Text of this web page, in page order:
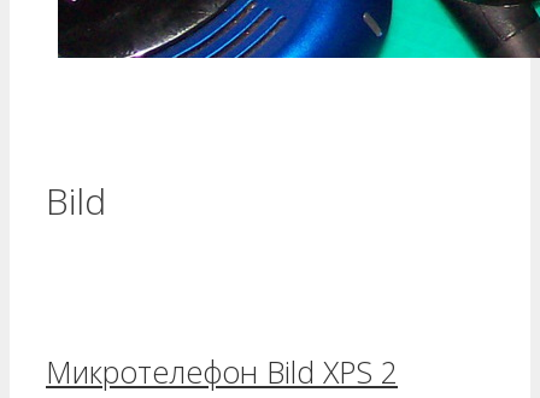
Bild
Микротелефон Bild XPS 2